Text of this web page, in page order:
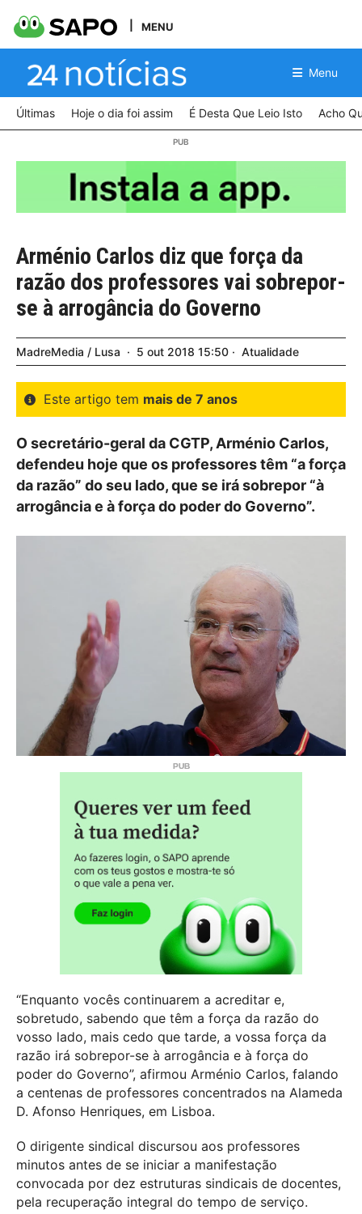
MENU
Menu
Últimas Hoje o dia foi assim É Desta Que Leio Isto Acho
Arménio Carlos diz que força da
razão dos professores vai sobrepor-
se à arrogância do Governo
MadreMedia / Lusa 5 out 2018 15:50 Atualidade
Este artigo tem mais de 7 anos
O secretário-geral da CGTP, Arménio Carlos,
defendeu hoje que os professores têm “a força
da razão” do seu lado, que se irá sobrepor “à
arrogância e à força do poder do Governo”.
“Enquanto vocês continuarem a acreditar e,
sobretudo, sabendo que têm a força da razão do
vosso lado, mais cedo que tarde, a vossa força da
razão irá sobrepor-se à arrogância e à força do
poder do Governo”, afirmou Arménio Carlos, falando
a centenas de professores concentrados na Alameda
D. Afonso Henriques, em Lisboa.
O dirigente sindical discursou aos professores
minutos antes de se iniciar a manifestação
convocada por dez estruturas sindicais de docentes,
pela recuperação integral do tempo de serviço.